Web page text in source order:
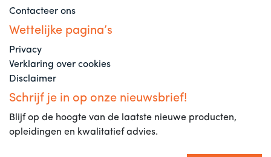
Contacteer ons
Wettelijke pagina’s
Privacy
Verklaring over cookies
Disclaimer
Schrijf je in op onze nieuwsbrief!
Blijf op de hoogte van de laatste nieuwe producten,
opleidingen en kwalitatief advies.